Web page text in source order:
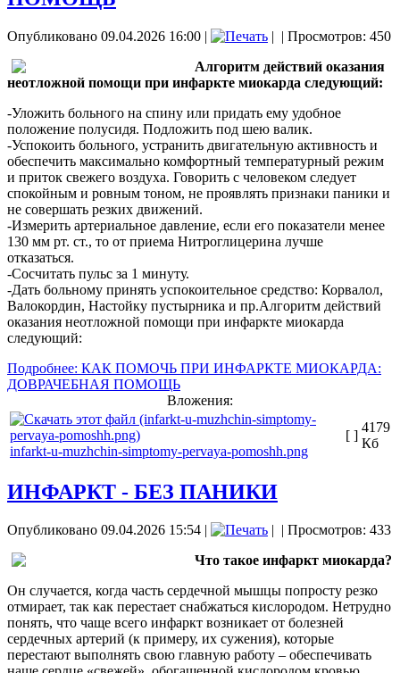
Опубликовано 09.04.2026 16:00 | | | Просмотров: 450
Алгоритм действий оказания
неотложной помощи при инфаркте миокарда следующий:
-Уложить больного на спину или придать ему удобное
положение полусидя. Подложить под шею валик.
-Успокоить больного, устранить двигательную активность и
обеспечить максимально комфортный температурный режим
и приток свежего воздуха. Говорить с человеком следует
спокойным и ровным тоном, не проявлять признаки паники и
не совершать резких движений.
-Измерить артериальное давление, если его показатели менее
130 мм рт. ст., то от приема Нитроглицерина лучше
отказаться.
-Сосчитать пульс за 1 минуту.
-Дать больному принять успокоительное средство: Корвалол,
Валокордин, Настойку пустырника и пр.Алгоритм действий
оказания неотложной помощи при инфаркте миокарда
следующий:
Подробнее: КАК ПОМОЧЬ ПРИ ИНФАРКТЕ МИОКАРДА:
ДОВРАЧЕБНАЯ ПОМОЩЬ
Вложения:
infarkt-u-muzhchin-simptomy-pervaya-pomoshh.png
[ ]
4179
Кб
ИНФАРКТ - БЕЗ ПАНИКИ
Опубликовано 09.04.2026 15:54 | | | Просмотров: 433
Что такое инфаркт миокарда?
Он случается, когда часть сердечной мышцы попросту резко
отмирает, так как перестает снабжаться кислородом. Нетрудно
понять, что чаще всего инфаркт возникает от болезней
сердечных артерий (к примеру, их сужения), которые
перестают выполнять свою главную работу – обеспечивать